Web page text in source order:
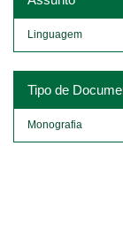
Linguagem
Tipo de
Monografia